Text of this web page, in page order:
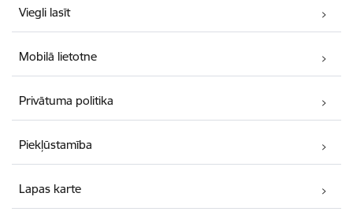
Viegli lasīt
Mobilā lietotne
Privātuma politika
Piekļūstamība
Lapas karte